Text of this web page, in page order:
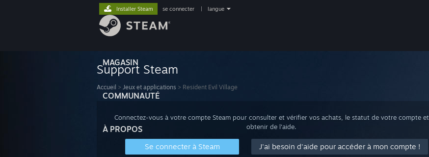
MAGASIN
COMMUNAUTÉ
À PROPOS
Installer Steam se connecter langue
Support Steam
Accueil > Jeux et applications > Resident Evil Village
Connectez-vous à votre compte Steam pour consulter et vérifier vos achats, le statut de votre compte et
obtenir de l'aide.
Se connecter à Steam J'ai besoin d'aide pour accéder à mon compte !